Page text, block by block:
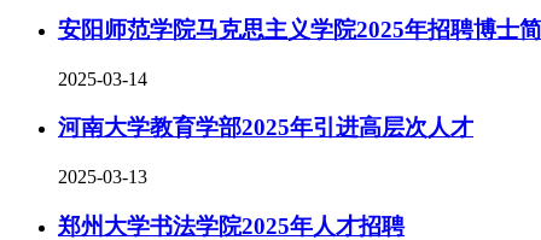
安阳师范学院马克思主义学院2025年招聘博士
2025-03-14
河南大学教育学部2025年引进高层次人才
2025-03-13
郑州大学书法学院2025年人才招聘